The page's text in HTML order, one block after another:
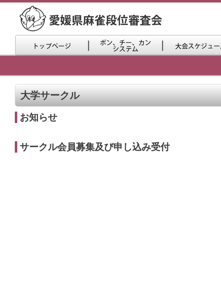
大学サークル
お知らせ
サークル会員募集及び申し込み受付